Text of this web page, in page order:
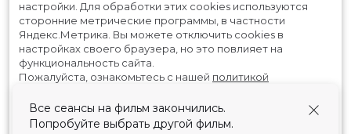
Все сеансы на фильм закончились.
Попробуйте выбрать другой фильм.
настройки. Для обработки этих cookies используются
сторонние метрические программы, в частности
Яндекс.Метрика. Вы можете отключить cookies в
настройках своего браузера, но это повлияет на
функциональность сайта.
Пожалуйста, ознакомьтесь с нашей политикой
Принять